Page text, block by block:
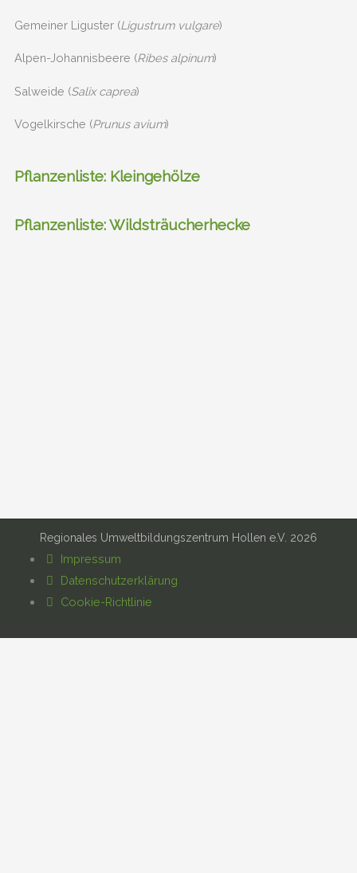
Gemeiner Liguster (Ligustrum vulgare)
Alpen-Johannisbeere (Ribes alpinum)
Salweide (Salix caprea)
Vogelkirsche (Prunus avium)
Pflanzenliste: Kleingehölze
Pflanzenliste: Wildsträucherhecke
Regionales Umweltbildungszentrum Hollen e.V. 2026
Impressum
Datenschutzerklärung
Cookie-Richtlinie